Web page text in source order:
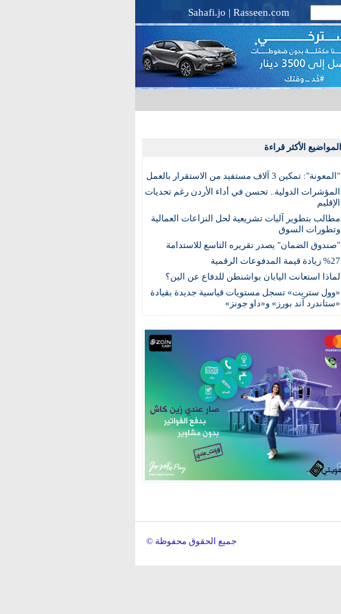
Sahafi.jo | Rasseen.com
المواضيع الأكثر قراءة
"المعونة": تمكين 3 آلاف مستفيد من الاستقرار بالعمل
المؤشرات الدولية.. تحسن في أداء الأردن رغم تحديات
الإقليم
مطالب بتطوير آليات تشريعية لحل النزاعات العمالية
وتطورات السوق
"صندوق الضمان" يصدر تقريره التاسع للاستدامة
%27 زيادة قيمة المدفوعات الرقمية
لماذا استعانت اليابان بواشنطن للدفاع عن الين؟
«وول ستريت» تسجل مستويات قياسية جديدة بقيادة
«ستاندرد آند بورز» و«داو جونز»
© جميع الحقوق محفوظة